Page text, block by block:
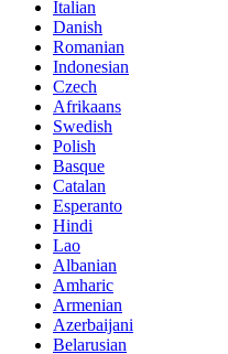
Italian
Danish
Romanian
Indonesian
Czech
Afrikaans
Swedish
Polish
Basque
Catalan
Esperanto
Hindi
Lao
Albanian
Amharic
Armenian
Azerbaijani
Belarusian